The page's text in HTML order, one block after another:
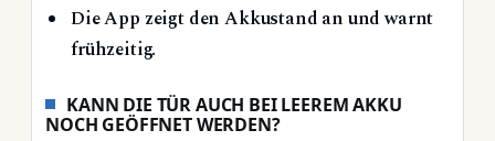
Die App zeigt den Akkustand an und warnt
frühzeitig.
KANN DIE TÜR AUCH BEI LEEREM AKKU
NOCH GEÖFFNET WERDEN?